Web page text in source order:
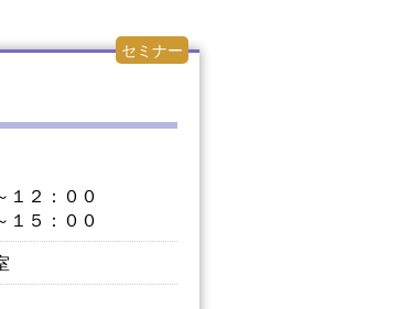
セミナー
２：００
５：００